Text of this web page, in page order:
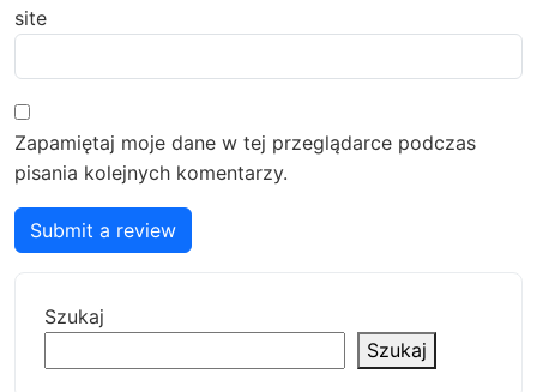
site
Zapamiętaj moje dane w tej przeglądarce podczas
pisania kolejnych komentarzy.
Submit a review
Szukaj
Szukaj